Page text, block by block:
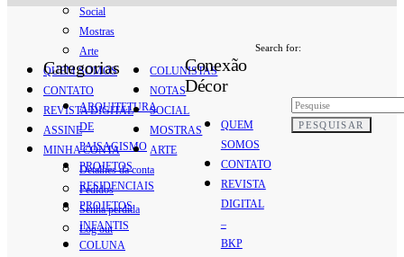
Social
Mostras
Arte
QUEM SOMOS
CONTATO
REVISTA DIGITAL
ASSINE
MINHA CONTA
Detalhes da conta
Pedidos
Senha perdida
Log out
Categorias
ARQUITETURA
DE
PAISAGISMO
PROJETOS
RESIDENCIAIS
PROJETOS
INFANTIS
COLUNA
COLUNISTAS
NOTAS
SOCIAL
MOSTRAS
ARTE
Conexão
Décor
QUEM
SOMOS
CONTATO
REVISTA
DIGITAL
–
BKP
Search for:
PESQUISAR